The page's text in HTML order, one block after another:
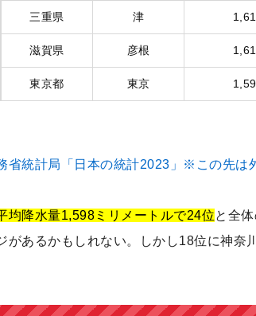
三重県 津
滋賀県 彦根
東京都 東京
省統計局「日本の統計2023」※この先は
均降水量1,598ミリメートルで24位と全
があるかもしれない。しかし18位に神奈